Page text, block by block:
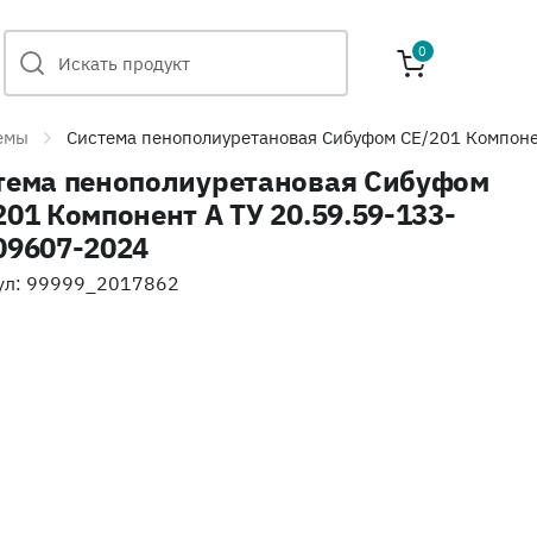
0
Система пенополиуретановая Сибуфом СЕ/201
пенополиуретановая Сибуфом
Компонент А ТУ 20.59.59-133-
2024
99999_2017862